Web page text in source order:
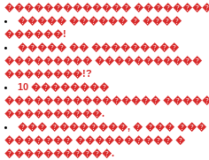
�������������
����� ������ � ����
������!
����� �� ���������
��������� �����������
��������!?
10 ��������
����������������
����������.
��� ��������, � ��� ���
������� ���������� �
�����������.